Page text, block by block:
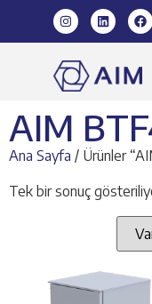
AIM
Ana Sayfa / Ürünler
Tek bir sonuç